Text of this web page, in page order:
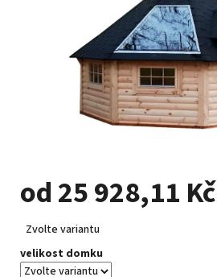
od25 928,11 Kč
cena:
Zvolte variantu
velikost domku